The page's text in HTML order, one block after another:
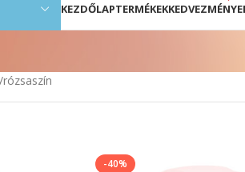
KEZDŐLAPTERMÉKEK
rózsaszín
-40%